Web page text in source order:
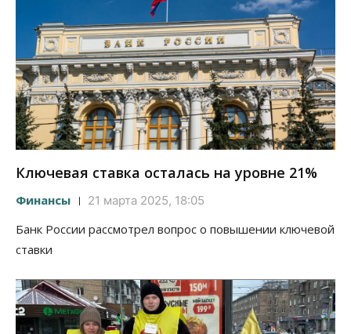
Ключевая ставка осталась на уровне 21%
Финансы 21 марта 2025, 18:05
Банк России рассмотрел вопрос о повышении ключевой
ставки